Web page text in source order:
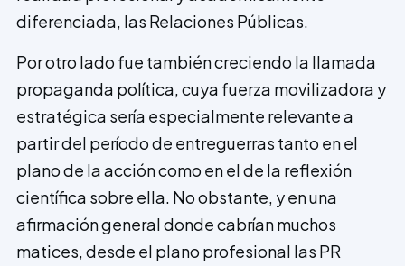
diferenciada, las Relaciones Públicas.
Por otro lado fue también creciendo la lla­mada
propaganda política, cuya fuerza movilizadora y
estratégica sería especialmente relevante a
partir del período de entreguerras tanto en el
plano de la acción como en el de la reflexión
científica sobre ella. No obstante, y en una
afirmación general donde cabrían muchos
matices, desde el plano profesional las PR